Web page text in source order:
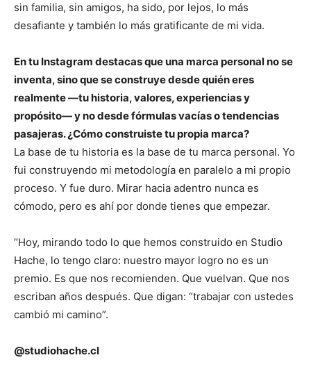
sin familia, sin amigos, ha sido, por lejos, lo más
desafiante y también lo más gratificante de mi vida.
En tu Instagram destacas que una marca personal no se
inventa, sino que se construye desde quién eres
realmente —tu historia, valores, experiencias y
propósito— y no desde fórmulas vacías o tendencias
pasajeras. ¿Cómo construiste tu propia marca?
La base de tu historia es la base de tu marca personal. Yo
fui construyendo mi metodología en paralelo a mi propio
proceso. Y fue duro. Mirar hacia adentro nunca es
cómodo, pero es ahí por donde tienes que empezar.
“Hoy, mirando todo lo que hemos construido en Studio
Hache, lo tengo claro: nuestro mayor logro no es un
premio. Es que nos recomienden. Que vuelvan. Que nos
escriban años después. Que digan: “trabajar con ustedes
cambió mi camino”.
@studiohache.cl